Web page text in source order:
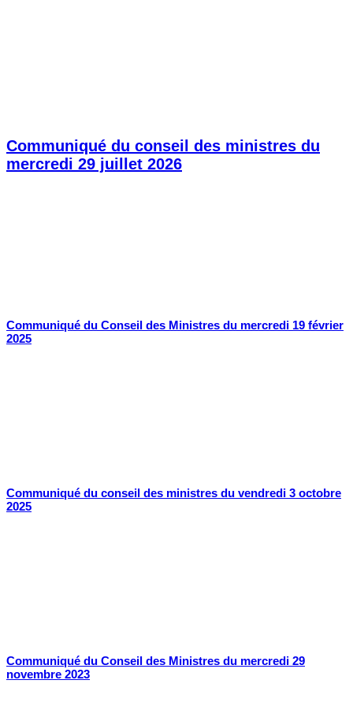
Communiqué du conseil des ministres du
mercredi 29 juillet 2026
Communiqué du Conseil des Ministres du mercredi 19 février
2025
Communiqué du conseil des ministres du vendredi 3 octobre
2025
Communiqué du Conseil des Ministres du mercredi 29
novembre 2023